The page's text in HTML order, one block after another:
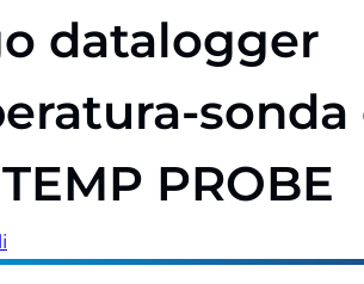
datalogger
sonda
PROBE